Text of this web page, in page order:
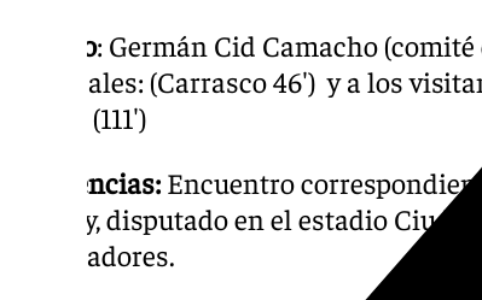
Árbitro: Germán Cid Camacho
los locales: (Carrasco 46′) y a los
Castel (111′)
Incidencias: Encuentro
del Rey, disputado en el estadio
espectadores.